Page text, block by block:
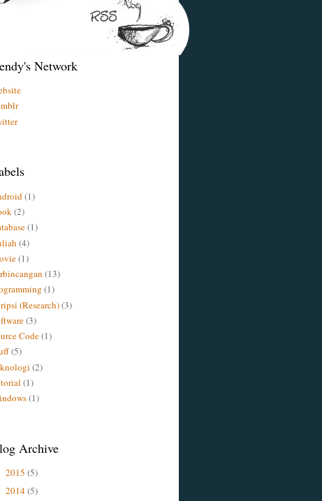
Network
(1)
(2)
(1)
(4)
(1)
(13)
(1)
(Research)(3)
(3)
Code(1)
(5)
(2)
(1)
(1)
Archive
2015 (5)
2014(5)